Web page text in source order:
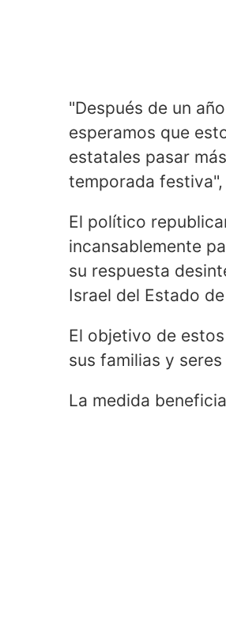
"Después de un
esperamos que
estatales pasar
temporada festiva",
El político
incansablemente
su respuesta
Israel del Estado
El objetivo de
sus familias y
La medida